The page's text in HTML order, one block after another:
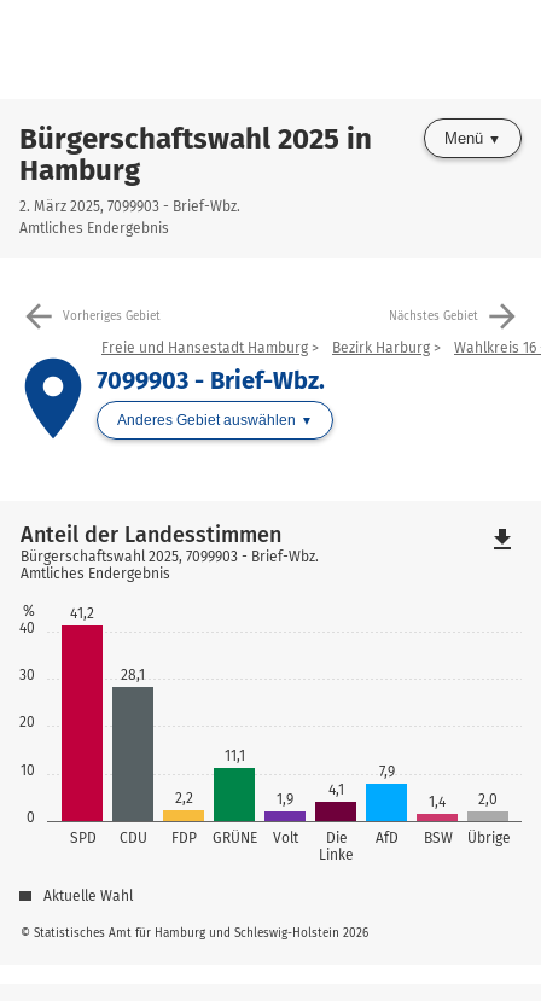
Bürgerschaftswahl 2025 in
Hamburg
2. März 2025, 7099903 - Brief-Wbz.
Amtliches Endergebnis
Menü
arrow_back Vorheriges Gebiet Nächstes Gebiet arrow_forward
place
Freie und Hansestadt Hamburg Bezirk Harburg Wahlkreis
7099903 - Brief-Wbz.
Anderes Gebiet auswählen
0
10
20
30
40
%
SPD CDU FDP GRÜNE Volt
Die
Linke
AfD BSW Übrige
41,2
28,1
2,2
11,1
1,9
4,1
7,9
1,4
2,0
© Statistisches Amt für Hamburg und Schleswig-Holstein 2026
Anteil der Landesstimmen
Bürgerschaftswahl 2025, 7099903 - Brief-Wbz.
Amtliches Endergebnis
Aktuelle Wahl
file_download